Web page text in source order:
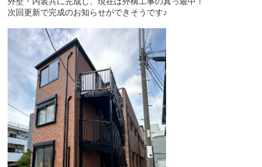
次回更新で完成のお知らせができそうです♪